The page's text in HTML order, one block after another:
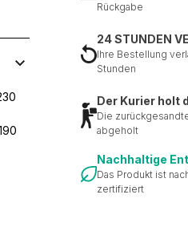
Rückgabe
24 STUNDEN
Ihre Bestellung
Stunden
Der Kurier holt
Die
abgeholt
Nachhaltige
Das Produkt ist
zertifiziert